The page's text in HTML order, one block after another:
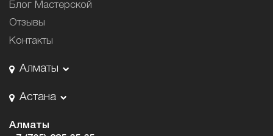
Блог Мастерской
Отзывы
Контакты
Алматы
Астана
Алматы